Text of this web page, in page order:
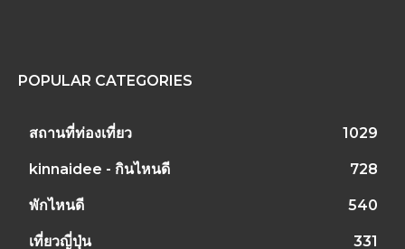
POPULAR CATEGORIES
สถานที่ท่องเที่ยว 1029
kinnaidee - กินไหนดี 728
พักไหนดี 540
เที่ยวญี่ปุ่น 331